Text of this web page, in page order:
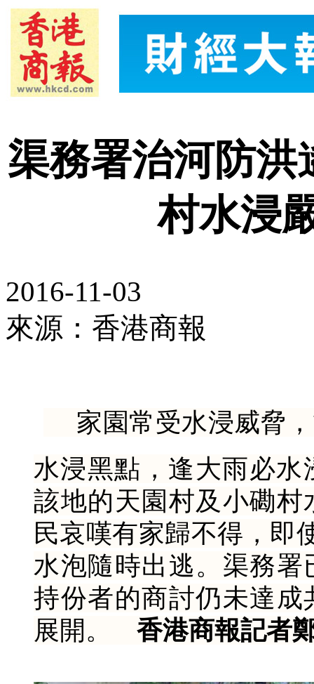
渠務署治河防洪
村水浸
2016-11-03
來源：香港商報
家園常受水浸威脅
水浸黑點，逢大雨必水
該地的天園村及小磡
民哀嘆有家歸不得，即
水泡隨時出逃。渠務
持份者的商討仍未達
展開。
香港商報記者